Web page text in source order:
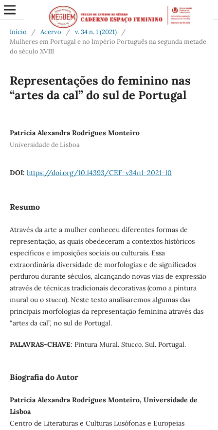
Início / Acervo / v. 34 n. 1 (2021)
/
Mulheres em Portugal e no Império Português na segunda metade
do século XVIII
Representações do feminino nas
“artes da cal” do sul de Portugal
Patrícia Alexandra Rodrigues Monteiro
Universidade de Lisboa
DOI: https://doi.org/10.14393/CEF-v34n1-2021-10
Resumo
Através da arte a mulher conheceu diferentes formas de
representação, as quais obedeceram a contextos históricos
específicos e imposições sociais ou culturais. Essa
extraordinária diversidade de morfologias e de significados
perdurou durante séculos, alcançando novas vias de expressão
através de técnicas tradicionais decorativas (como a pintura
mural ou o stucco). Neste texto analisaremos algumas das
principais morfologias da representação feminina através das
“artes da cal”, no sul de Portugal.
PALAVRAS-CHAVE: Pintura Mural. Stucco. Sul. Portugal.
Biografia do Autor
Patrícia Alexandra Rodrigues Monteiro, Universidade de
Lisboa
Centro de Literaturas e Culturas Lusófonas e Europeias